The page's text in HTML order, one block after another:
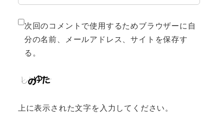
次回のコメントで使用するためブラウザーに自
分の名前、メールアドレス、サイトを保存す
る。
上に表示された文字を入力してください。